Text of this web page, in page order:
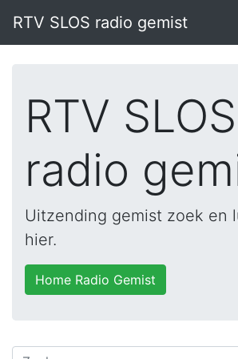
RTV SLOS radio gemist
RTV SLOS
radio
Uitzending gemist zoek en
hier.
Home Radio Gemist